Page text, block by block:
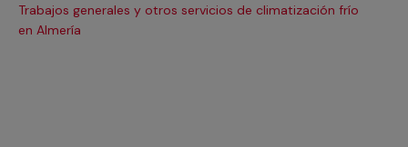
Trabajos generales y otros servicios de climatización frío
en Almería